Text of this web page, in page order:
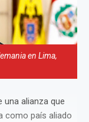
en Lima,
una alianza que
como país aliado